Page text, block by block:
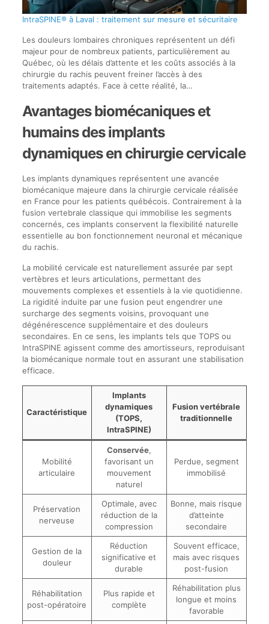
IntraSPINE® à Laval : traitement sur mesure et sécuritaire
Les douleurs lombaires chroniques représentent un défi
majeur pour de nombreux patients, particulièrement au
Québec, où les délais d’attente et les coûts associés à la
chirurgie du rachis peuvent freiner l’accès à des
traitements adaptés. Face à cette réalité, la…
Avantages biomécaniques et
humains des implants
dynamiques en chirurgie cervicale
Les implants dynamiques représentent une avancée
biomécanique majeure dans la chirurgie cervicale réalisée
en France pour les patients québécois. Contrairement à la
fusion vertebrale classique qui immobilise les segments
concernés, ces implants conservent la flexibilité naturelle
essentielle au bon fonctionnement neuronal et mécanique
du rachis.
La mobilité cervicale est naturellement assurée par sept
vertèbres et leurs articulations, permettant des
mouvements complexes et essentiels à la vie quotidienne.
La rigidité induite par une fusion peut engendrer une
surcharge des segments voisins, provoquant une
dégénérescence supplémentaire et des douleurs
secondaires. En ce sens, les implants tels que TOPS ou
IntraSPINE agissent comme des amortisseurs, reproduisant
la biomécanique normale tout en assurant une stabilisation
efficace.
Caractéristique
Implants
dynamiques
(TOPS,
IntraSPINE)
Fusion vertébrale
traditionnelle
Mobilité
articulaire
Conservée,
favorisant un
mouvement
naturel
Perdue, segment
immobilisé
Préservation
nerveuse
Optimale, avec
réduction de la
compression
Bonne, mais risque
d’atteinte
secondaire
Gestion de la
douleur
Réduction
significative et
durable
Souvent efficace,
mais avec risques
post-fusion
Réhabilitation
post-opératoire
Plus rapide et
complète
Réhabilitation plus
longue et moins
favorable